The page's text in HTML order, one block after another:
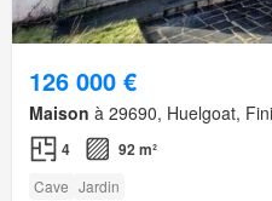
126 000 €
Maison à 29690, Huelgoat,
4 92 m²
Cave Jardin